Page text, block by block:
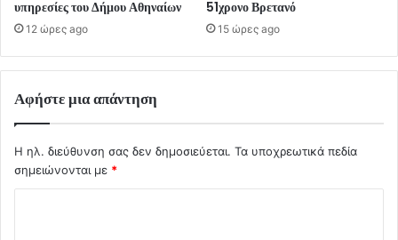
υπηρεσίες του Δήμου Αθηναίων
12 ώρες ago
51χρονο Βρετανό
15 ώρες ago
Αφήστε μια απάντηση
Η ηλ. διεύθυνση σας δεν δημοσιεύεται. Τα υποχρεωτικά πεδία
σημειώνονται με *